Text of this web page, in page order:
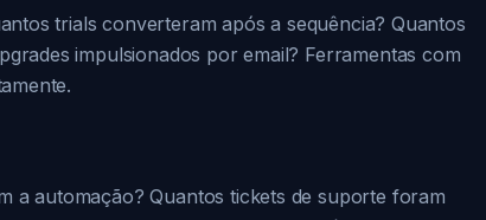
trials converteram após a sequência? Quantos
impulsionados por email? Ferramentas com
a automação? Quantos tickets de suporte foram